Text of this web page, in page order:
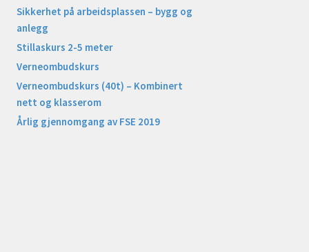
Sikkerhet på arbeidsplassen – bygg og
anlegg
Stillaskurs 2-5 meter
Verneombudskurs
Verneombudskurs (40t) – Kombinert
nett og klasserom
Årlig gjennomgang av FSE 2019